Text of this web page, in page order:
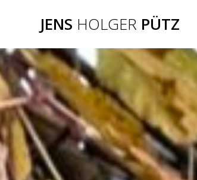
springen
JENS HOLGER PÜTZ